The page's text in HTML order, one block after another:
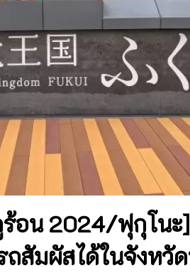
อน 2024/ฟุกุโนะ
สัมผัสได้ในจังหวั